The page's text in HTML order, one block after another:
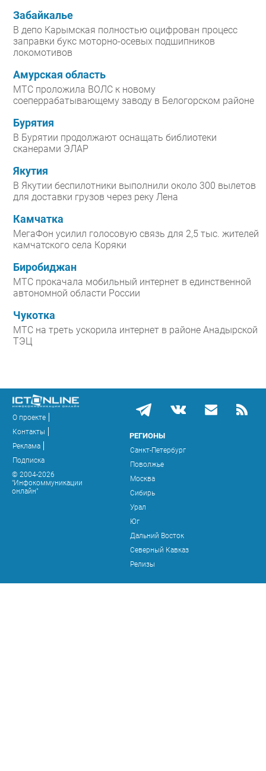
Забайкалье
В депо Карымская полностью оцифрован процесс
заправки букс моторно-осевых подшипников
локомотивов
Амурская область
МТС проложила ВОЛС к новому
соеперрабатывающему заводу в Белогорском районе
Бурятия
В Бурятии продолжают оснащать библиотеки
сканерами ЭЛАР
Якутия
В Якутии беспилотники выполнили около 300 вылетов
для доставки грузов через реку Лена
Камчатка
МегаФон усилил голосовую связь для 2,5 тыс. жителей
камчатского села Коряки
Биробиджан
МТС прокачала мобильный интернет в единственной
автономной области России
Чукотка
МТС на треть ускорила интернет в районе Анадырской
ТЭЦ
О проекте
Контакты
Реклама
Подписка
© 2004-2026
"Инфокоммуникации
онлайн"
РЕГИОНЫ
Санкт-Петербург
Поволжье
Москва
Сибирь
Урал
Юг
Дальний Восток
Северный Кавказ
Релизы